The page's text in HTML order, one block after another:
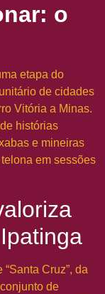
o
etapa do
de cidades
Vitória a Minas.
histórias
e mineiras
em sessões
Cruz”, da
de